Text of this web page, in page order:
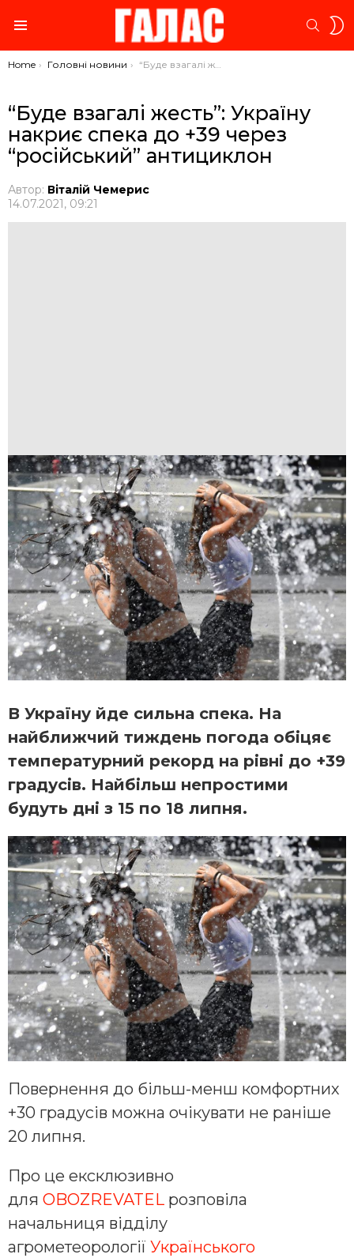
You are here:
Home Головні новини “Буде взагалі жесть”: Україну накриє спека до +39 через “російський” антициклон
“Буде взагалі жесть”: Україну
накриє спека до +39 через
“російський” антициклон
Автор: Віталій Чемерис
14.07.2021, 09:21
В Україну йде сильна спека. На
найближчий тиждень погода обіцяє
температурний рекорд на рівні до +39
градусів. Найбільш непростими
будуть дні з 15 по 18 липня.
Повернення до більш-менш комфортних
+30 градусів можна очікувати не раніше
20 липня.
Про це ексклюзивно
для OBOZREVATEL розповіла
начальниця відділу
агрометеорології Українського